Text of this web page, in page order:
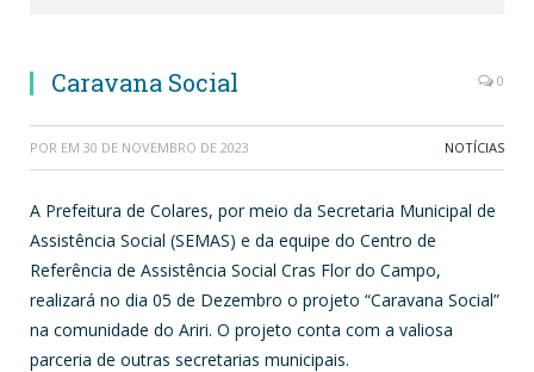
Caravana Social 0
POR EM 30 DE NOVEMBRO DE 2023 NOTÍCIAS
A Prefeitura de Colares, por meio da Secretaria Municipal de
Assistência Social (SEMAS) e da equipe do Centro de
Referência de Assistência Social Cras Flor do Campo,
realizará no dia 05 de Dezembro o projeto “Caravana Social”
na comunidade do Ariri. O projeto conta com a valiosa
parceria de outras secretarias municipais.